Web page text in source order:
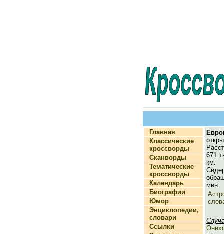
Главная
Классические
кроссворды
Сканворды
Тематические
кроссворды
Календарь
Биографии
Юмор
Энциклопедии,
словари
Ссылки
671
км.
мин.